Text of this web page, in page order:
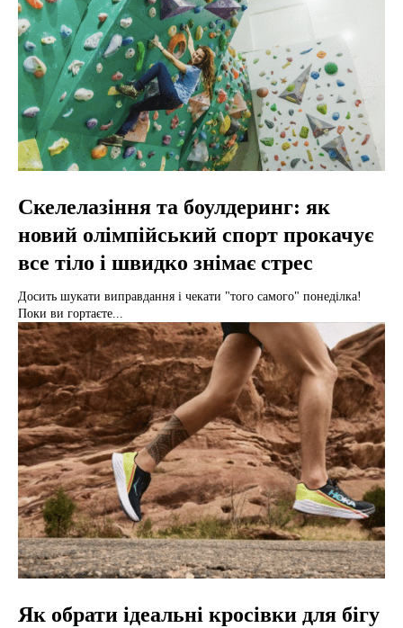
Скелелазіння та боулдеринг: як
новий олімпійський спорт прокачує
все тіло і швидко знімає стрес
Досить шукати виправдання і чекати "того самого" понеділка!
Поки ви гортаєте...
Як обрати ідеальні кросівки для бігу